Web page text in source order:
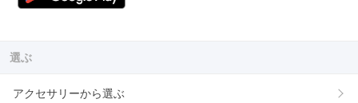
選ぶ
アクセサリーから選ぶ